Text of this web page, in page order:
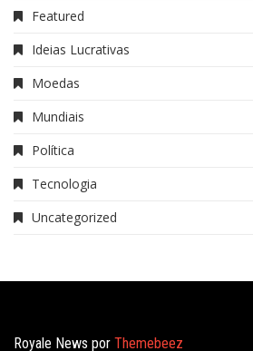
Featured
Ideias Lucrativas
Moedas
Mundiais
Política
Tecnologia
Uncategorized
Royale News por Themebeez